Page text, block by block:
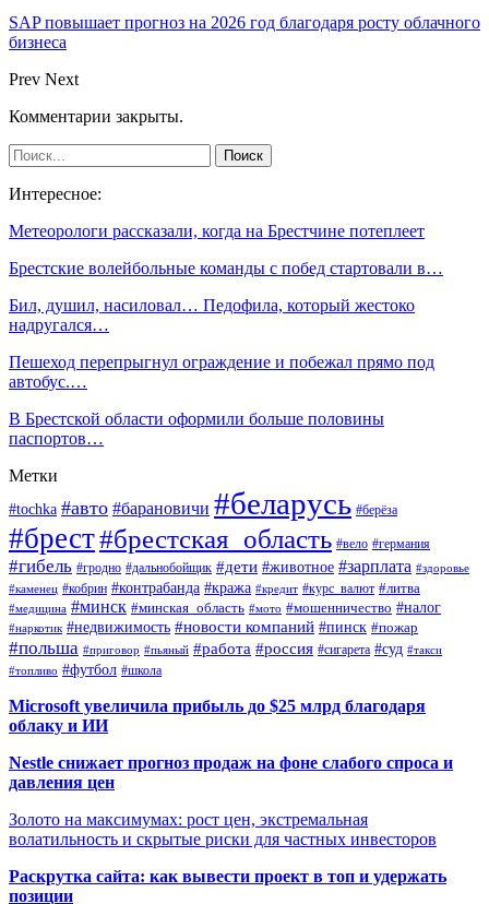
SAP повышает прогноз на 2026 год благодаря росту облачного
бизнеса
Prev Next
Комментарии закрыты.
Интересное:
Метеорологи рассказали, когда на Брестчине потеплеет
Брестские волейбольные команды с побед стартовали в…
Бил, душил, насиловал… Педофила, который жестоко
надругался…
Пешеход перепрыгнул ограждение и побежал прямо под
автобус.…
В Брестской области оформили больше половины
паспортов…
Метки
#tochka #авто #барановичи #беларусь #берёза
#брест#брестская_область #вело #германия
#гибель #гродно #дальнобойщик #дети #животное #зарплата #здоровье
#каменец #кобрин #контрабанда #кража #кредит #курс_валют #литва
#медицина #минск #минская_область #мото #мошенничество #налог
#наркотик #недвижимость #новости компаний #пинск #пожар
#польша #приговор #пьяный #работа #россия #сигарета #суд #такси
#топливо #футбол #школа
Microsoft увеличила прибыль до $25 млрд благодаря
облаку и ИИ
Nestle снижает прогноз продаж на фоне слабого спроса и
давления цен
Золото на максимумах: рост цен, экстремальная
волатильность и скрытые риски для частных инвесторов
Раскрутка сайта: как вывести проект в топ и удержать
позиции